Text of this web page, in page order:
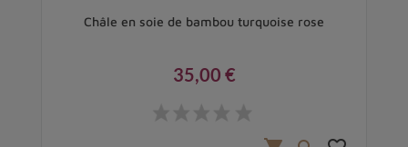
Châle en soie de bambou turquoise rose
35,00 €